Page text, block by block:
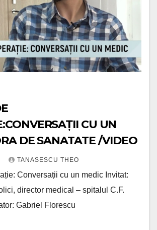
CU UN
DE SANATATE /VIDEO
TANASESCU THEO
Conversații cu un medic Invitat:
director medical – spitalul C.F.
Gabriel Florescu